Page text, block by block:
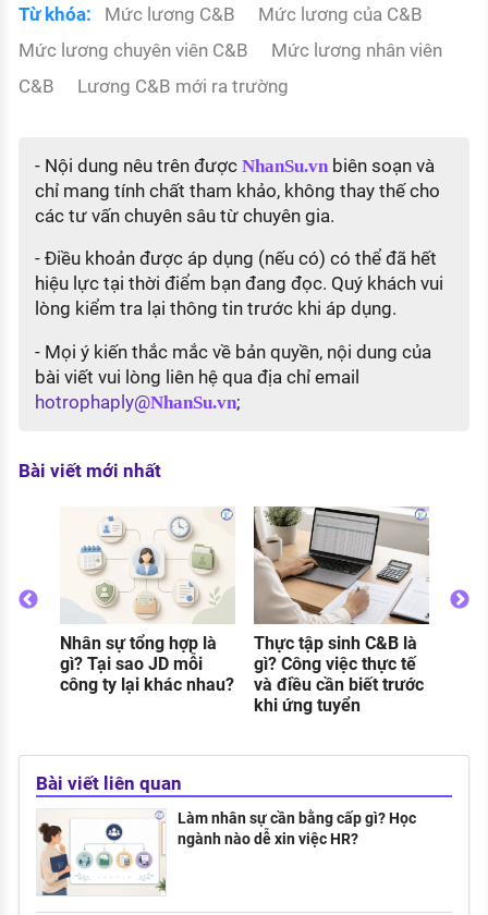
Từ khóa: Mức lương C&B
Mức lương của C&B
Mức lương chuyên viên C&B
Mức lương nhân viên
C&B
Lương C&B mới ra trường
- Nội dung nêu trên được NhanSu.vnbiên soạn và
chỉ mang tính chất tham khảo, không thay thế cho
các tư vấn chuyên sâu từ chuyên gia.
- Điều khoản được áp dụng (nếu có) có thể đã hết
hiệu lực tại thời điểm bạn đang đọc. Quý khách vui
lòng kiểm tra lại thông tin trước khi áp dụng.
- Mọi ý kiến thắc mắc về bản quyền, nội dung của
bài viết vui lòng liên hệ qua địa chỉ email
hotrophaply@NhanSu.vn;
Bài viết mới nhất
Nhân sự tổng hợp là
gì? Tại sao JD mỗi
công ty lại khác nhau?
Thực tập sinh C&B là
gì? Công việc thực tế
và điều cần biết trước
khi ứng tuyển
Bài viết liên quan
Làm nhân sự cần bằng cấp gì? Học
ngành nào dễ xin việc HR?